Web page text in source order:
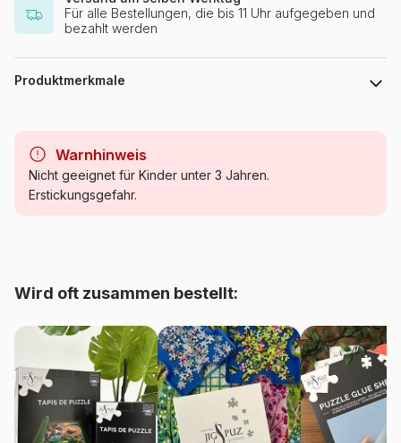
Für alle Bestellungen, die bis 11 Uhr aufgegeben und
bezahlt werden
Produktmerkmale
Kategorie Puzzle Meer und Ozean
Artikelnummer Castorland-104864
EAN 5904438104864
Teileanzahl 1000 Teile
Warnhinweis
Nicht geeignet für Kinder unter 3 Jahren.
Erstickungsgefahr.
Wird oft zusammen bestellt: